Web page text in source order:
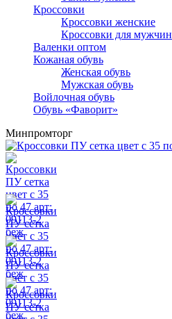
Кроссовки
Кроссовки женские
Кроссовки для мужчин
Валенки оптом
Кожаная обувь
Женская обувь
Мужская обувь
Войлочная обувь
Обувь «Фаворит»
Минпромторг